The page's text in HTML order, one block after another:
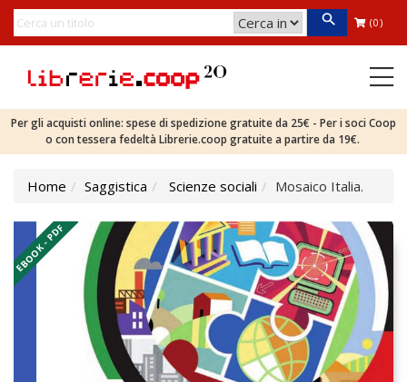
(0)
Per gli acquisti online: spese di spedizione gratuite da 25€ - Per i soci Coop
o con tessera fedeltà Librerie.coop gratuite a partire da 19€.
Home Saggistica Scienze sociali Mosaico Italia.
EBOOK - PDF